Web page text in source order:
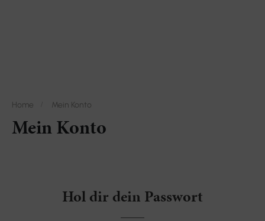
Home Mein Konto
Mein Konto
Hol dir dein Passwort